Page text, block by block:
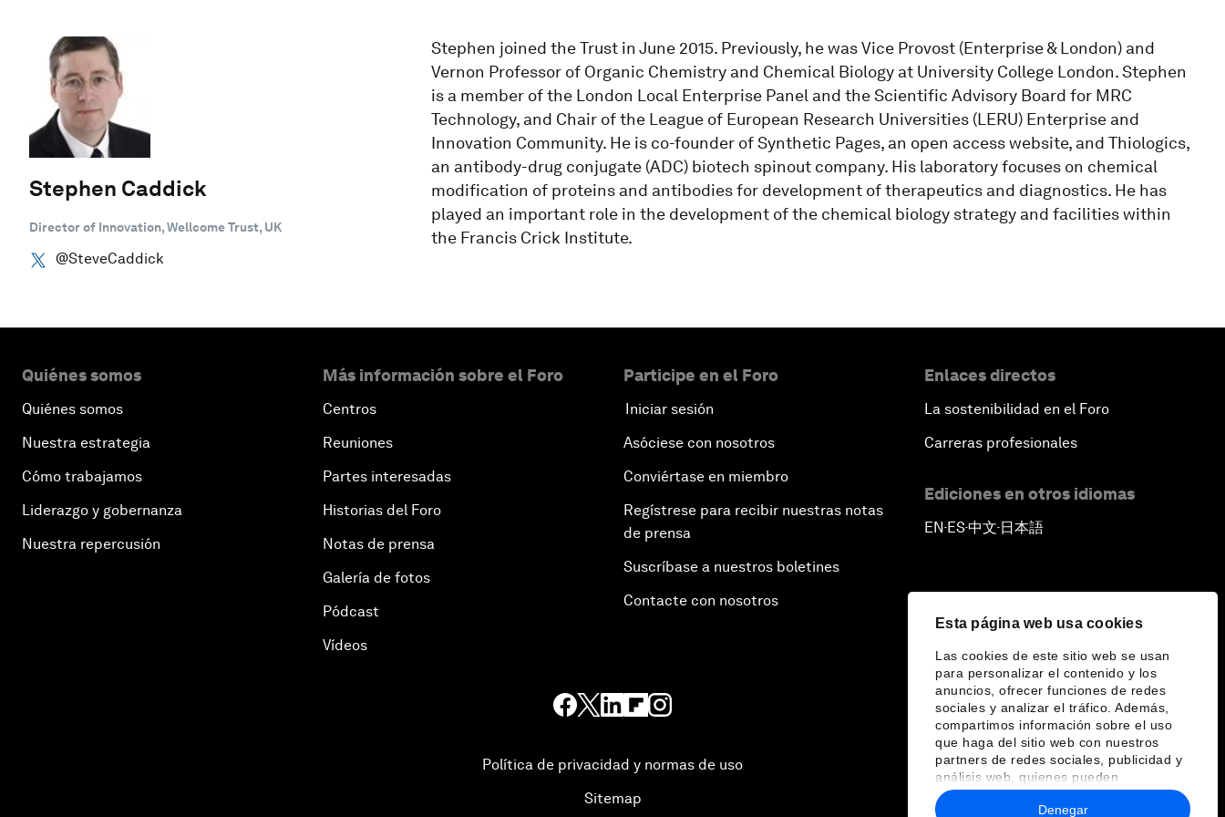
Esta página web usa cookies
Las cookies de este sitio web se usan
para personalizar el contenido y los
anuncios, ofrecer funciones de redes
sociales y analizar el tráfico. Además,
compartimos información sobre el uso
que haga del sitio web con nuestros
partners de redes sociales, publicidad y
análisis web, quienes pueden
combinarla con otra información que les
haya proporcionado o que hayan
Denegar
Stephen Caddick
Director of Innovation, Wellcome Trust, UK
@SteveCaddick
Stephen joined the Trust in June 2015. Previously, he was Vice Provost (Enterprise & London) and
Vernon Professor of Organic Chemistry and Chemical Biology at University College London. Stephen
is a member of the London Local Enterprise Panel and the Scientific Advisory Board for MRC
Technology, and Chair of the League of European Research Universities (LERU) Enterprise and
Innovation Community. He is co-founder of Synthetic Pages, an open access website, and Thiologics,
an antibody-drug conjugate (ADC) biotech spinout company. His laboratory focuses on chemical
modification of proteins and antibodies for development of therapeutics and diagnostics. He has
played an important role in the development of the chemical biology strategy and facilities within
the Francis Crick Institute.
Quiénes somos
Quiénes somos
Nuestra estrategia
Cómo trabajamos
Liderazgo y gobernanza
Nuestra repercusión
Más información sobre el Foro
Centros
Reuniones
Partes interesadas
Historias del Foro
Notas de prensa
Galería de fotos
Pódcast
Vídeos
Participe en el Foro
Iniciar sesión
Asóciese con nosotros
Conviértase en miembro
Regístrese para recibir nuestras notas
de prensa
Suscríbase a nuestros boletines
Contacte con nosotros
Enlaces directos
La sostenibilidad en el Foro
Carreras profesionales
Ediciones en otros idiomas
EN▪ES▪中文▪ 日本語
Política de privacidad y normas de uso
Sitemap